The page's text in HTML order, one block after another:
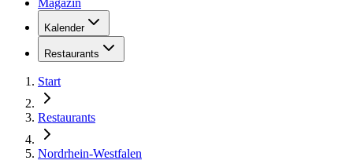
Magazin
Kalender
Restaurants
Start
Restaurants
Nordrhein-Westfalen